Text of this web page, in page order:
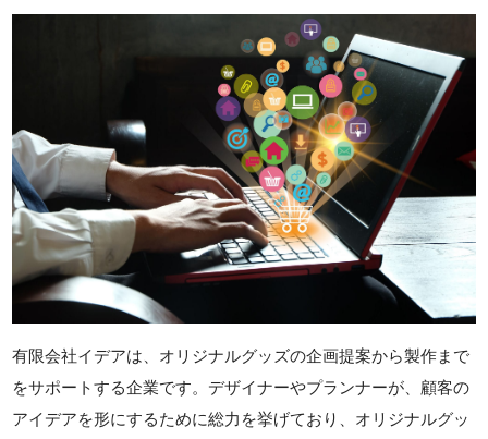
有限会社イデアは、オリジナルグッズの企画提案から製作まで
をサポートする企業です。デザイナーやプランナーが、顧客の
アイデアを形にするために総力を挙げており、オリジナルグッ